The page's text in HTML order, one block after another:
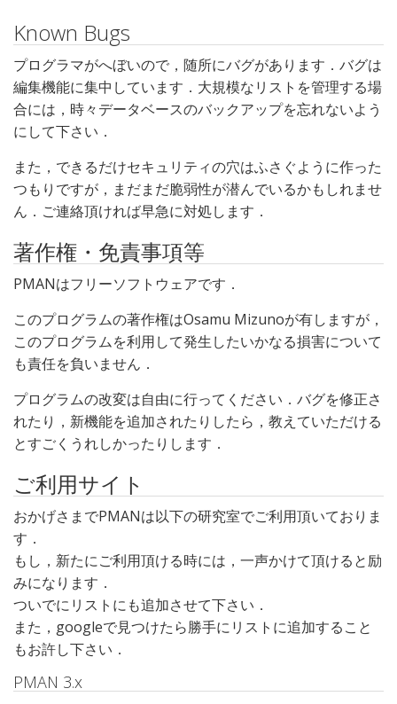
Known Bugs
プログラマがへぼいので，随所にバグがあります．バグは
編集機能に集中しています．大規模なリストを管理する場
合には，時々データベースのバックアップを忘れないよう
にして下さい．
また，できるだけセキュリティの穴はふさぐように作った
つもりですが，まだまだ脆弱性が潜んでいるかもしれませ
ん．ご連絡頂ければ早急に対処します．
著作権・免責事項等
PMANはフリーソフトウェアです．
このプログラムの著作権はOsamu Mizunoが有しますが，
このプログラムを利用して発生したいかなる損害について
も責任を負いません．
プログラムの改変は自由に行ってください．バグを修正さ
れたり，新機能を追加されたりしたら，教えていただける
とすごくうれしかったりします．
ご利用サイト
おかげさまでPMANは以下の研究室でご利用頂いておりま
す．
もし，新たにご利用頂ける時には，一声かけて頂けると励
みになります．
ついでにリストにも追加させて下さい．
また，googleで見つけたら勝手にリストに追加すること
もお許し下さい．
PMAN 3.x